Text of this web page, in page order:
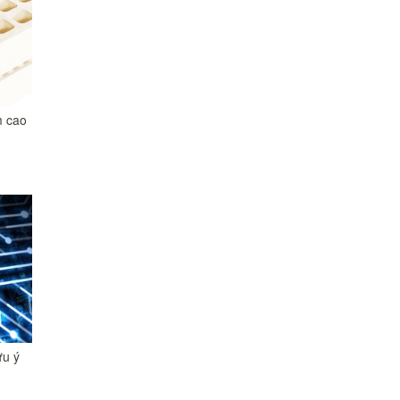
cao
ý